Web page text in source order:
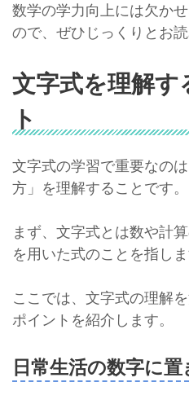
数学の学力向上には欠か
ので、ぜひじっくりとお読
文字式を理解
ト
文字式の学習で重要なの
方」を理解することです。
まず、文字式とは数や計
を用いた式のことを指しま
ここでは、文字式の理解
ポイントを紹介します。
日常生活の数字に